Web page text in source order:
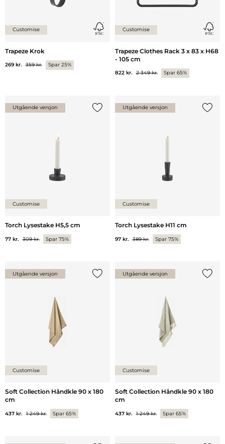
Customise
Trapeze Krok
269 kr. 359 kr. Spar 25%
Customise
Trapeze Clothes Rack 3 x 83 x H68
- 105 cm
822 kr. 2 349 kr. Spar 65%
Utgående versjon
Customise
Torch Lysestake H5,5 cm
77 kr. 309 kr. Spar 75%
Utgående versjon
Customise
Torch Lysestake H11 cm
97 kr. 389 kr. Spar 75%
Utgående versjon
Customise
Soft Collection Håndkle 90 x 180
cm
437 kr. 1 249 kr. Spar 65%
Utgående versjon
Customise
Soft Collection Håndkle 90 x 180
cm
437 kr. 1 249 kr. Spar 65%